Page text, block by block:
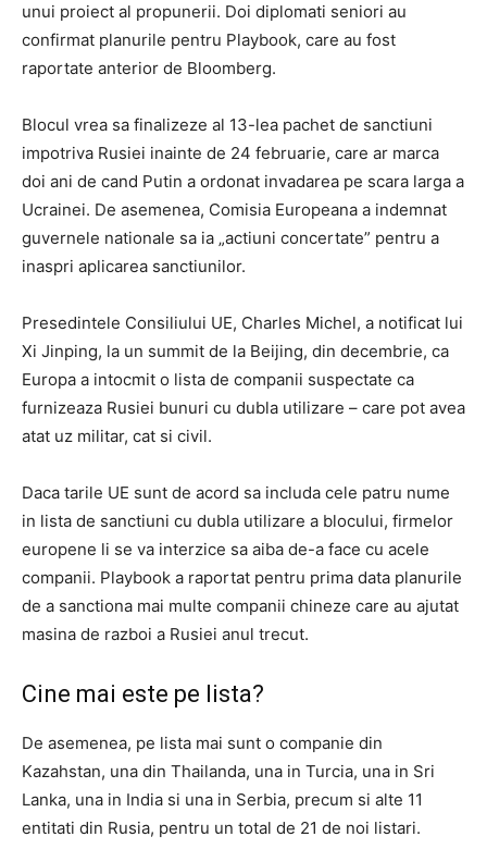
unui proiect al propunerii. Doi diplomati seniori au
confirmat planurile pentru Playbook, care au fost
raportate anterior de Bloomberg.
Blocul vrea sa finalizeze al 13-lea pachet de sanctiuni
impotriva Rusiei inainte de 24 februarie, care ar marca
doi ani de cand Putin a ordonat invadarea pe scara larga a
Ucrainei. De asemenea, Comisia Europeana a indemnat
guvernele nationale sa ia „actiuni concertate” pentru a
inaspri aplicarea sanctiunilor.
Presedintele Consiliului UE, Charles Michel, a notificat lui
Xi Jinping, la un summit de la Beijing, din decembrie, ca
Europa a intocmit o lista de companii suspectate ca
furnizeaza Rusiei bunuri cu dubla utilizare – care pot avea
atat uz militar, cat si civil.
Daca tarile UE sunt de acord sa includa cele patru nume
in lista de sanctiuni cu dubla utilizare a blocului, firmelor
europene li se va interzice sa aiba de-a face cu acele
companii. Playbook a raportat pentru prima data planurile
de a sanctiona mai multe companii chineze care au ajutat
masina de razboi a Rusiei anul trecut.
Cine mai este pe lista?
De asemenea, pe lista mai sunt o companie din
Kazahstan, una din Thailanda, una in Turcia, una in Sri
Lanka, una in India si una in Serbia, precum si alte 11
entitati din Rusia, pentru un total de 21 de noi listari.